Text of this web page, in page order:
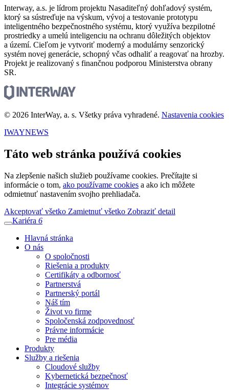
Interway, a.s. je lídrom projektu Nasaditeľný dohľadový systém,
ktorý sa sústreďuje na výskum, vývoj a testovanie prototypu
inteligentného bezpečnostného systému, ktorý využíva bezpilotné
prostriedky a umelú inteligenciu na ochranu dôležitých objektov
a území. Cieľom je vytvoriť moderný a modulárny senzorický
systém novej generácie, schopný včas odhaliť a reagovať na hrozby.
Projekt je realizovaný s finančnou podporou Ministerstva obrany
SR.
© 2026 InterWay, a. s. Všetky práva vyhradené. Nastavenia cookies
IWAYNEWS
Táto web stránka používá cookies
Na zlepšenie našich služieb používame cookies. Prečítajte si
informácie o tom, ako používame cookies a ako ich môžete
odmietnuť nastavením svojho prehliadača.
Akceptovať všetko Zamietnuť všetko Zobraziť detail
Kariéra 6
Hlavná stránka
O nás
O spoločnosti
Riešenia a produkty
Certifikáty a odbornosť
Partnerstvá
Partnerský portál
Náš tím
Život vo firme
Spoločenská zodpovednosť
Právne informácie
Pre média
Produkty
Služby a riešenia
Cloudové služby
Kybernetická bezpečnosť
Integrácie systémov